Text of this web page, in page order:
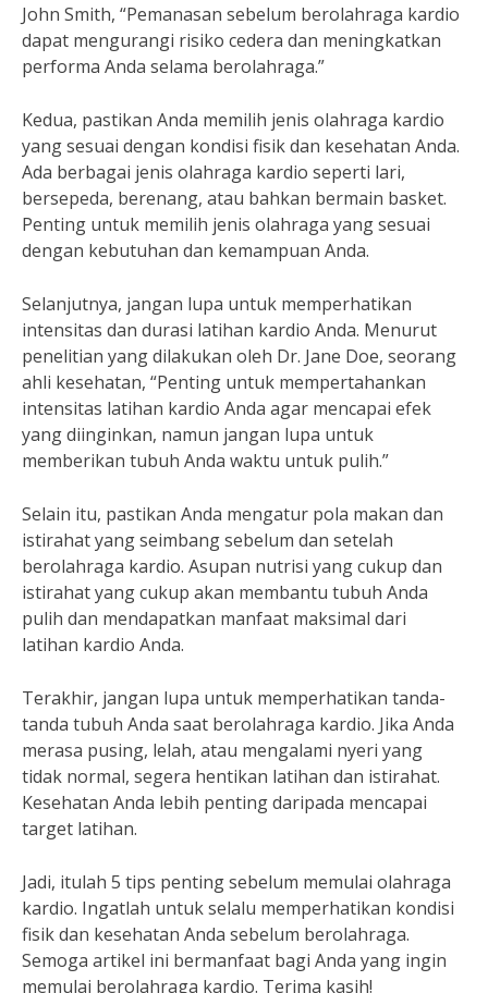
John Smith, “Pemanasan sebelum berolahraga kardio
dapat mengurangi risiko cedera dan meningkatkan
performa Anda selama berolahraga.”
Kedua, pastikan Anda memilih jenis olahraga kardio
yang sesuai dengan kondisi fisik dan kesehatan Anda.
Ada berbagai jenis olahraga kardio seperti lari,
bersepeda, berenang, atau bahkan bermain basket.
Penting untuk memilih jenis olahraga yang sesuai
dengan kebutuhan dan kemampuan Anda.
Selanjutnya, jangan lupa untuk memperhatikan
intensitas dan durasi latihan kardio Anda. Menurut
penelitian yang dilakukan oleh Dr. Jane Doe, seorang
ahli kesehatan, “Penting untuk mempertahankan
intensitas latihan kardio Anda agar mencapai efek
yang diinginkan, namun jangan lupa untuk
memberikan tubuh Anda waktu untuk pulih.”
Selain itu, pastikan Anda mengatur pola makan dan
istirahat yang seimbang sebelum dan setelah
berolahraga kardio. Asupan nutrisi yang cukup dan
istirahat yang cukup akan membantu tubuh Anda
pulih dan mendapatkan manfaat maksimal dari
latihan kardio Anda.
Terakhir, jangan lupa untuk memperhatikan tanda-
tanda tubuh Anda saat berolahraga kardio. Jika Anda
merasa pusing, lelah, atau mengalami nyeri yang
tidak normal, segera hentikan latihan dan istirahat.
Kesehatan Anda lebih penting daripada mencapai
target latihan.
Jadi, itulah 5 tips penting sebelum memulai olahraga
kardio. Ingatlah untuk selalu memperhatikan kondisi
fisik dan kesehatan Anda sebelum berolahraga.
Semoga artikel ini bermanfaat bagi Anda yang ingin
memulai berolahraga kardio. Terima kasih!